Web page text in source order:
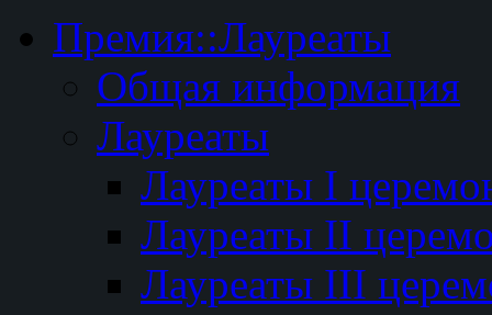
Премия::Лауреаты
Общая информация
Лауреаты
Лауреаты I
Лауреаты II
Лауреаты III